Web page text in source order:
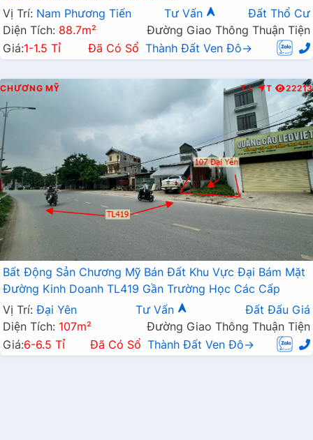
Vị Trí: Nam Phương Tiến Tư Vấn
Đất Thổ Cư
Diện Tích: 88.7m²
Đường Giao Thông Thuận Tiện
Giá:1-1.5 Tỉ Đã Có Sổ Thành Đất Ven Đô→
CHƯƠNG MỸ T.L T 22213
Bất Động Sản Chương Mỹ Bán Đất Khu Vực Đại Bám Mặt
Đường Kinh Doanh TL419 Gần Trường Học Các Cấp
Vị Trí: Đại Yên Tư Vấn
Đất Đấu Giá
Diện Tích: 107m²
Đường Giao Thông Thuận Tiện
Giá:6-6.5 Tỉ Đã Có Sổ Thành Đất Ven Đô→